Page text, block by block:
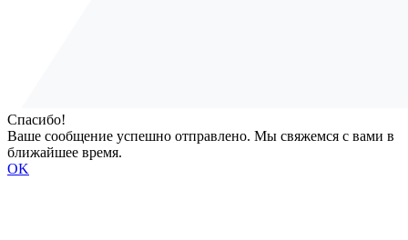
Спасибо!
Ваше сообщение успешно отправлено. Мы свяжемся с вами в
ближайшее время.
OK